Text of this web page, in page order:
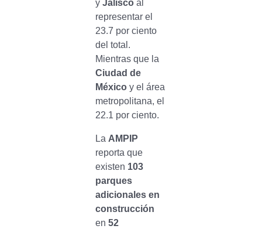
y Jalisco al
representar el
23.7 por ciento
del total.
Mientras que la
Ciudad de
México y el área
metropolitana, el
22.1 por ciento.
La AMPIP
reporta que
existen 103
parques
adicionales en
construcción
en 52